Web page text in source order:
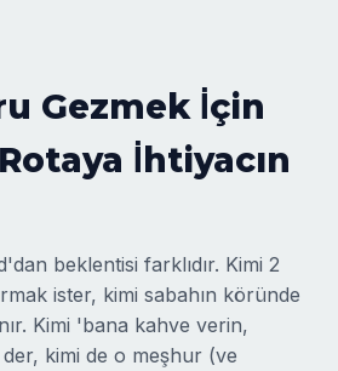
Gezmek İçin
İhtiyacın
beklentisi farklıdır. Kimi 2
ister, kimi sabahın köründe
Kimi 'bana kahve verin,
der, kimi de o meşhur (ve